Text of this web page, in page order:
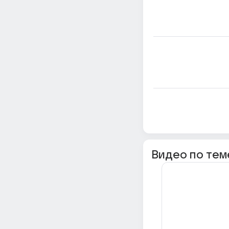
Видео по